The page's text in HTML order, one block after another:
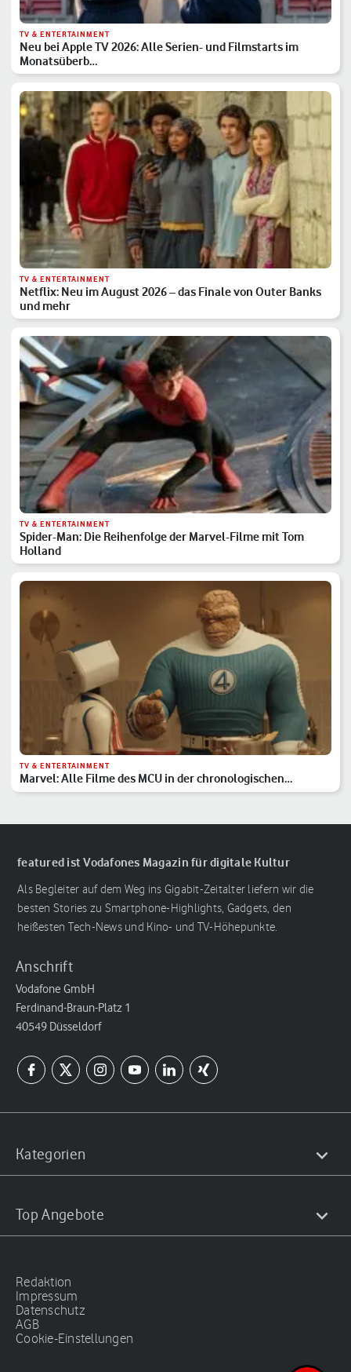
TV & ENTERTAINMENT
Neu bei Apple TV 2026: Alle Serien- und Filmstarts im
Monatsüberb…
TV & ENTERTAINMENT
Netflix: Neu im August 2026 – das Finale von Outer Banks
und mehr
TV & ENTERTAINMENT
Spider-Man: Die Reihenfolge der Marvel-Filme mit Tom
Holland
TV & ENTERTAINMENT
Marvel: Alle Filme des MCU in der chronologischen
Reihenfolge
featured ist Vodafones Magazin für digitale Kultur
Als Begleiter auf dem Weg ins Gigabit-Zeitalter liefern wir die
besten Stories zu Smartphone-Highlights, Gadgets, den
heißesten Tech-News und Kino- und TV-Höhepunkte.
Anschrift
Vodafone GmbH
Ferdinand-Braun-Platz 1
40549 Düsseldorf
Kategorien
Top Angebote
Redaktion
Impressum
Datenschutz
AGB
Cookie-Einstellungen